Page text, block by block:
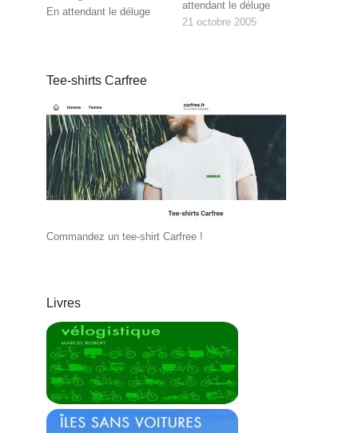
attendant le déluge
21 octobre 2005
Tee-shirts Carfree
Commandez un tee-shirt Carfree !
Livres